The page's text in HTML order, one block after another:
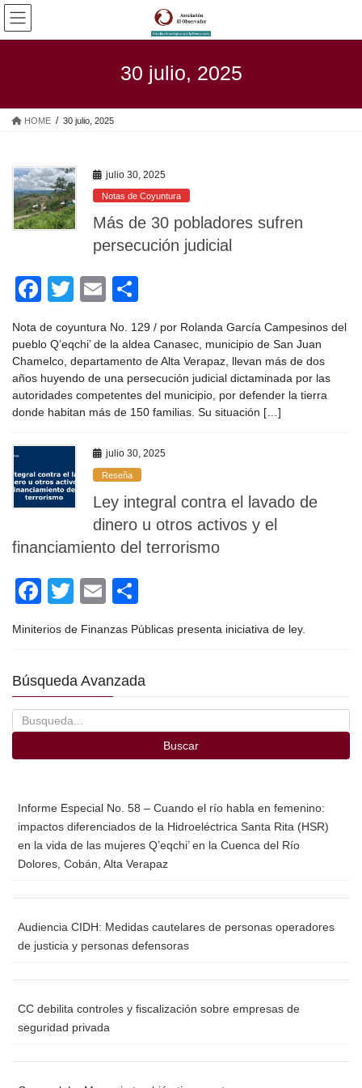
Saltar
contenido
Saltar
la
30 julio, 2025
HOME 30 julio, 2025
julio 30, 2025
Notas de Coyuntura
Más de 30 pobladores sufren
persecución judicial
F
a
c
e
b
o
o
k
T
tt
er
E
m
ail
o
m
p
ar
tir
Nota de coyuntura No. 129 / por Rolanda García Campesinos del
pueblo Q’eqchi’ de la aldea Canasec, municipio de San Juan
Chamelco, departamento de Alta Verapaz, llevan más de dos
años huyendo de una persecución judicial dictaminada por las
autoridades competentes del municipio, por defender la tierra
donde habitan más de 150 familias. Su situación […]
julio 30, 2025
Reseña
Ley integral contra el lavado de
dinero u otros activos y el
financiamiento del terrorismo
F
c
b
o
T
tt
er
E
ail m
ar
Miniterios de Finanzas Públicas presenta iniciativa de ley.
Búsqueda Avanzada
Buscar
Informe Especial No. 58 – Cuando el río habla en femenino:
impactos diferenciados de la Hidroeléctrica Santa Rita (HSR)
en la vida de las mujeres Q’eqchi’ en la Cuenca del Río
Dolores, Cobán, Alta Verapaz
Audiencia CIDH: Medidas cautelares de personas operadores
de justicia y personas defensoras
CC debilita controles y fiscalización sobre empresas de
seguridad privada